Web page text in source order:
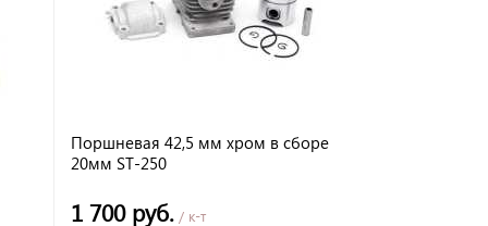
Поршневая 42,5 мм хром в сборе
20мм ST-250
1 700 руб. / к-т